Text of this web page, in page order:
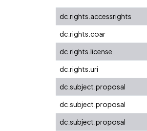
dc.rights.accessrights
dc.rights.coar
dc.rights.license
dc.rights.uri
dc.subject.proposal
dc.subject.proposal
dc.subject.proposal